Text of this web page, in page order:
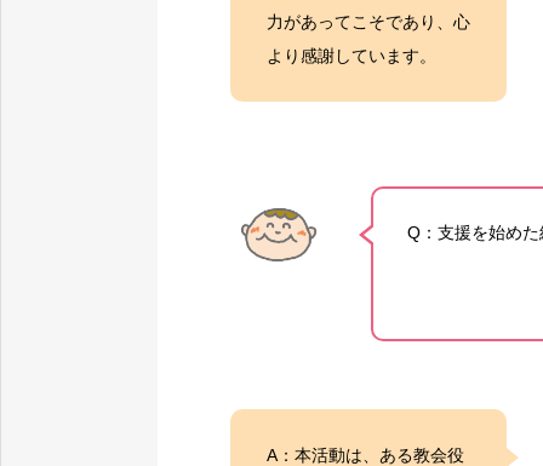
力があってこそであり、心
より感謝しています。
Q：支援を始め
A：本活動は、ある教会役